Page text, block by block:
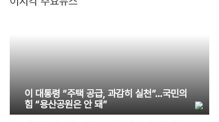
이 대통령 “주택 공급, 과감히 실천”…국민의
힘 “용산공원은 안 돼”